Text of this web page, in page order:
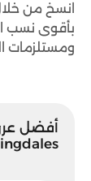
انسخ من
بأقوى نسب
ومستلزمات
أفضل